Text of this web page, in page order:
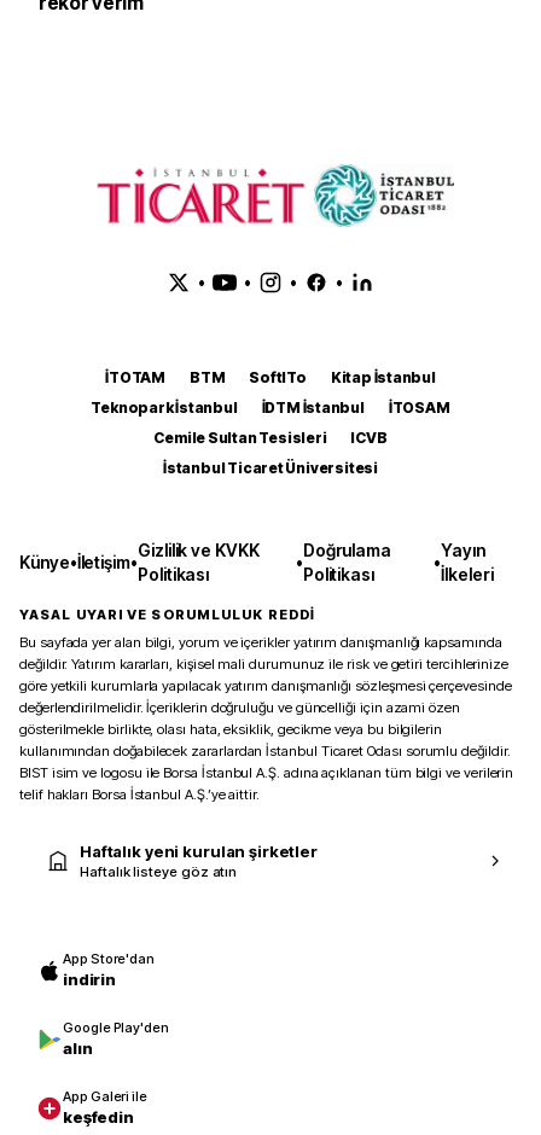
• • • •
İTOTAM BTM SoftITo
Kitap İstanbul
Teknopark İstanbul
İDTM İstanbul
İTOSAM
Cemile Sultan Tesisleri
ICVB
İstanbul Ticaret Üniversitesi
Künye•İletişim•
Gizlilik ve KVKK
Politikası
•
Doğrulama
Politikası
•
Yayın
İlkeleri
YASAL UYARI VE SORUMLULUK REDDİ
Bu sayfada yer alan bilgi, yorum ve içerikler yatırım danışmanlığı kapsamında
değildir. Yatırım kararları, kişisel mali durumunuz ile risk ve getiri tercihlerinize
göre yetkili kurumlarla yapılacak yatırım danışmanlığı sözleşmesi çerçevesinde
değerlendirilmelidir. İçeriklerin doğruluğu ve güncelliği için azami özen
gösterilmekle birlikte, olası hata, eksiklik, gecikme veya bu bilgilerin
kullanımından doğabilecek zararlardan İstanbul Ticaret Odası sorumlu değildir.
BIST isim ve logosu ile Borsa İstanbul A.Ş. adına açıklanan tüm bilgi ve verilerin
telif hakları Borsa İstanbul A.Ş.’ye aittir.
Haftalık yeni kurulan şirketler
Haftalık listeye göz atın
App Store'dan
indirin
Google Play'den
alın
App Galeri ile
keşfedin